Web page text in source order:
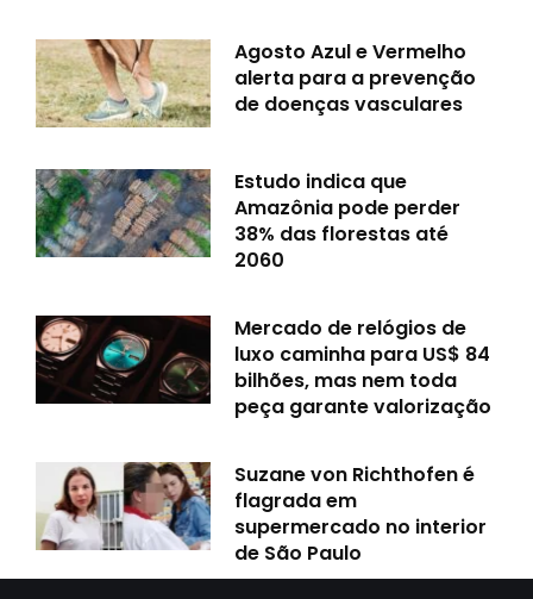
Agosto Azul e Vermelho
alerta para a prevenção
de doenças vasculares
Estudo indica que
Amazônia pode perder
38% das florestas até
2060
Mercado de relógios de
luxo caminha para US$ 84
bilhões, mas nem toda
peça garante valorização
Suzane von Richthofen é
flagrada em
supermercado no interior
de São Paulo